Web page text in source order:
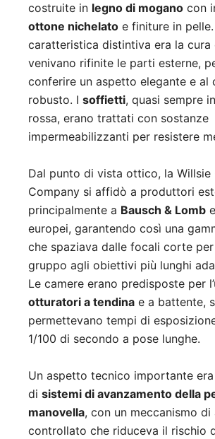
costruite in legno di mogano con
ottone nichelato e finiture in
caratteristica distintiva era la cura
venivano rifinite le parti esterne,
conferire un aspetto elegante e al
robusto. I soffietti, quasi sempre
rossa, erano trattati con sostanze
impermeabilizzanti per resistere
Dal punto di vista ottico, la Willsie
Company si affidò a produttori
principalmente a Bausch & Lomb
europei, garantendo così una
che spaziava dalle focali corte
gruppo agli obiettivi più lunghi
Le camere erano predisposte per
otturatori a tendina e a battente,
permettevano tempi di
1/100 di secondo a pose lunghe.
Un aspetto tecnico importante
di sistemi di avanzamento della
manovella, con un meccanismo di
controllato che riduceva il rischio